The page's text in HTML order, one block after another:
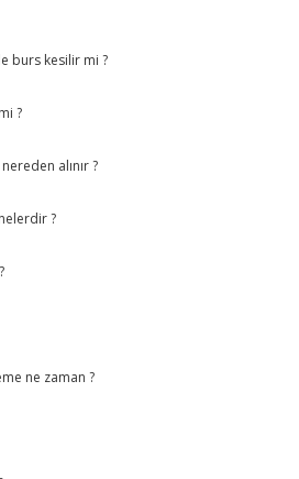
burs kesilir mi ?
?
alınır ?
?
ne zaman ?